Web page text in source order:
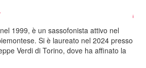
1999, è un sassofonista attivo nel
Si è laureato nel 2024 presso
Verdi di Torino, dove ha affinato la